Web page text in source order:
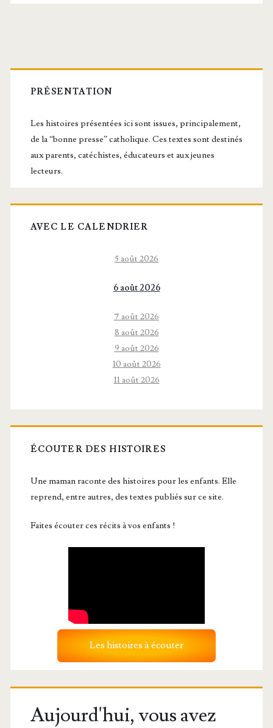
Barre
latérale
principale
PRÉSENTATION
Les histoires présentées ici sont issues, principalement,
de la “bonne presse” catholique. Ces textes sont destinés
aux parents, catéchistes, éducateurs et aux jeunes
lecteurs.
AVEC LE CALENDRIER
5 août 2026
6 août 2026
7 août 2026
8 août 2026
9 août 2026
10 août 2026
11 août 2026
ÉCOUTER DES HISTOIRES
Une maman raconte des histoires pour les enfants. Elle
reprend, entre autres, des textes publiés sur ce site.
Faites écouter ces récits à vos enfants !
Les histoires à écouter
Aujourd'hui, vous avez